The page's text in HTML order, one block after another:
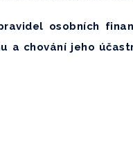
osobních
a chování jeho